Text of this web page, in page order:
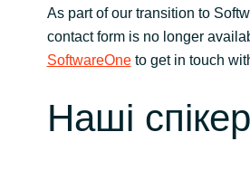
As part of our transition to
contact form is no longer
SoftwareOneto get in touch
Наші